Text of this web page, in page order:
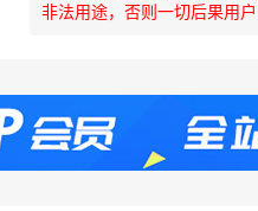
非法用途，否则一切后果用户